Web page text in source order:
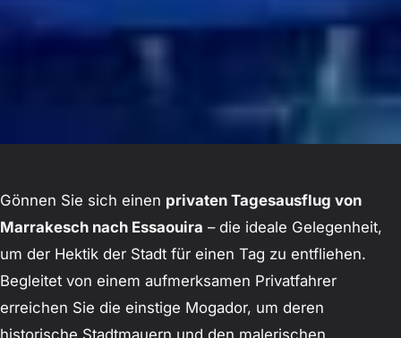
Gönnen Sie sich einen privaten Tagesausflug von
Marrakesch nach Essaouira – die ideale Gelegenheit,
um der Hektik der Stadt für einen Tag zu entfliehen.
Begleitet von einem aufmerksamen Privatfahrer
erreichen Sie die einstige Mogador, um deren
historische Stadtmauern und den malerischen